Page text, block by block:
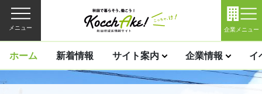
メニュー 企業メニュー
ホーム 新着情報 サイト案内 企業情報 イ